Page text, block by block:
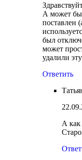
А может
поставлен
был
может
удалили
Ответить
А как